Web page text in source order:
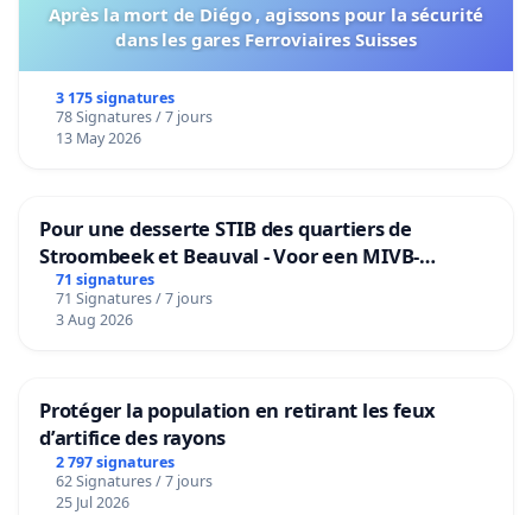
Après la mort de Diégo , agissons pour la sécurité
dans les gares Ferroviaires Suisses
3 175 signatures
78 Signatures / 7 jours
13 May 2026
Pour une desserte STIB des quartiers de
Stroombeek et Beauval - Voor een MIVB-
bediening van de wijken Strombeek en Het
Voor
71 signatures
71 Signatures / 7 jours
3 Aug 2026
Protéger la population en retirant les feux
d’artifice des rayons
2 797 signatures
62 Signatures / 7 jours
25 Jul 2026